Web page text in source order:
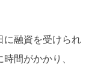
に融資を受けられ
間がかかり、